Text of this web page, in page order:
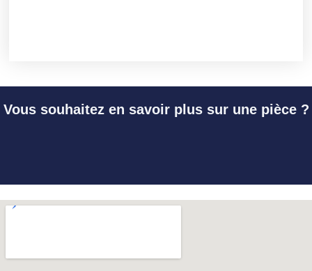
Vous souhaitez en savoir plus sur une pièce ?